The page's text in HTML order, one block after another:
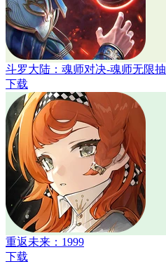
斗罗大陆：魂师对决-魂师无限抽
下载
重返未来：1999
下载